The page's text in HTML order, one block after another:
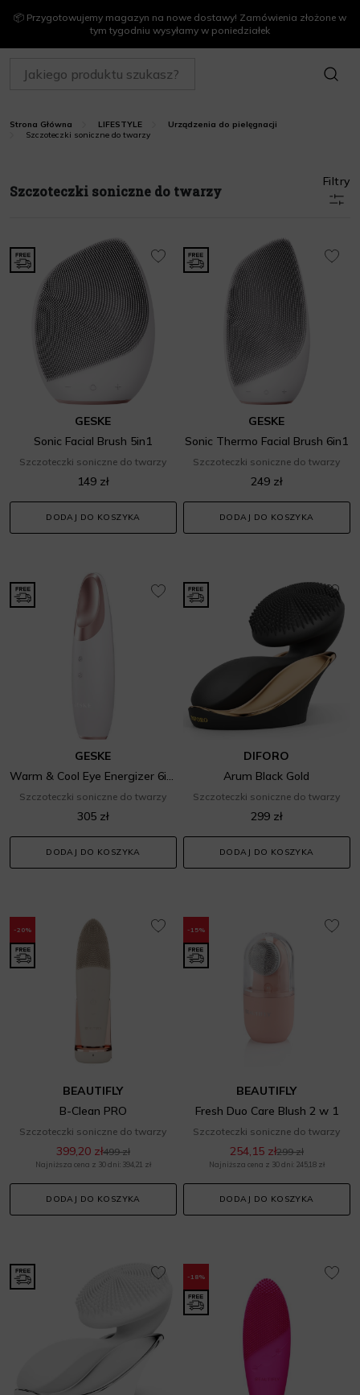
📦 Przygotowujemy magazyn na nowe dostawy! Zamówienia złożone w
tym tygodniu wysyłamy w poniedziałek
SZUKAJ
Strona Główna LIFESTYLE
Urządzenia do pielęgnacji
Szczoteczki soniczne do twarzy
Szczoteczki soniczne do twarzy
Filtry
GESKE
Sonic Facial Brush 5in1
Szczoteczki soniczne do twarzy
149 zł
DODAJ DO KOSZYKA
GESKE
Sonic Thermo Facial Brush 6in1
Szczoteczki soniczne do twarzy
249 zł
DODAJ DO KOSZYKA
GESKE
Warm & Cool Eye Energizer 6in1
Szczoteczki soniczne do twarzy
305 zł
DODAJ DO KOSZYKA
DIFORO
Arum Black Gold
Szczoteczki soniczne do twarzy
299 zł
DODAJ DO KOSZYKA
-20%
BEAUTIFLY
B-Clean PRO
Szczoteczki soniczne do twarzy
399,20 zł499 zł
Najniższa cena z 30 dni: 394,21 zł
DODAJ DO KOSZYKA
-15%
BEAUTIFLY
Fresh Duo Care Blush 2 w 1
Szczoteczki soniczne do twarzy
254,15 zł299 zł
Najniższa cena z 30 dni: 245,18 zł
DODAJ DO KOSZYKA
-18%